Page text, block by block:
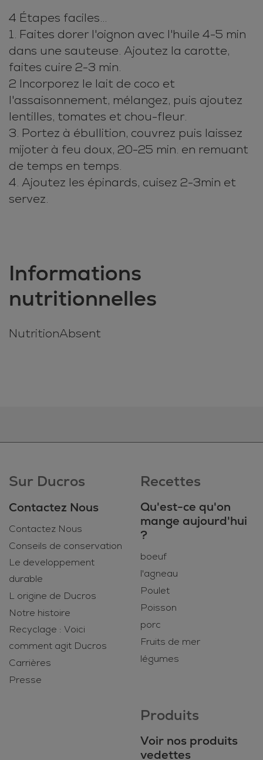
4 Étapes faciles...
1. Faites dorer l'oignon avec l'huile 4-5 min
dans une sauteuse. Ajoutez la carotte,
faites cuire 2-3 min.
2 Incorporez le lait de coco et
l'assaisonnement, mélangez, puis ajoutez
lentilles, tomates et chou-fleur.
3. Portez à ébullition, couvrez puis laissez
mijoter à feu doux, 20-25 min. en remuant
de temps en temps.
4. Ajoutez les épinards, cuisez 2-3min et
servez.
Informations
nutritionnelles
NutritionAbsent
Sur Ducros
Contactez Nous
Contactez Nous
Conseils de conservation
Le developpement
durable
L origine de Ducros
Notre histoire
Recyclage : Voici
comment agit Ducros
Carrières
Presse
Recettes
Qu'est-ce qu'on
mange aujourd'hui
?
boeuf
l'agneau
Poulet
Poisson
porc
Fruits de mer
légumes
Produits
Voir nos produits
vedettes